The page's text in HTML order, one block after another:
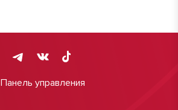
Панель управления